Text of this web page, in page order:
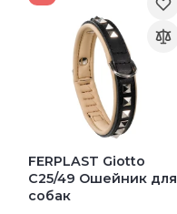
FERPLAST Giotto
C25/49 Ошейник для
собак